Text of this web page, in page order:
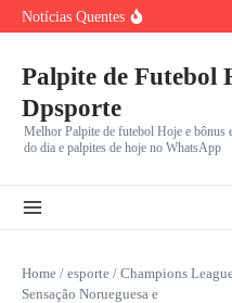
Ir para o conteúdo
Notícias Quentes
Montreal
Iniciam
Vini Jr. Apaga
Palpite de Futebol
Dpsporte
Melhor Palpite de futebol Hoje e bônus
do dia e palpites de hoje no WhatsApp
Home / esporte / Champions
Sensação Norueguesa e